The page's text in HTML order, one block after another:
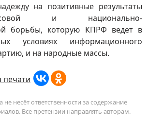
на позитивные результаты
и национально-
борьбы, которую КПРФ ведет в
условиях информационного
и на народные массы.
печати
несёт ответственности за содержание
Все претензии направлять авторам.